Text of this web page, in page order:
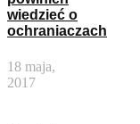
wiedzieć o
ochraniaczach
18 maja,
2017